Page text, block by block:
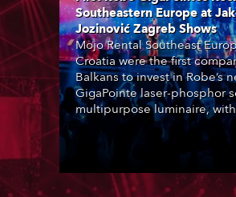
Southeastern Europe at
Jozinović Zagreb Shows
Mojo Rental Southeast
Croatia were the first
Balkans to invest in Robe’s
GigaPointe laser-phosphor
multipurpose luminaire,
purchase of 24 fixtures.
delivered – direct from the
massive shows at Zagreb
Croatia’s latest pop and